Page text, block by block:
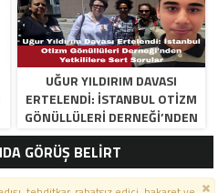
UĞUR YILDIRIM DAVASI
ERTELENDI: İSTANBUL OTIZM
GÖNÜLLÜLERI DERNEĞI’NDEN
YETKILILERE SERT SORULAR
GÖRÜŞ BELİRT